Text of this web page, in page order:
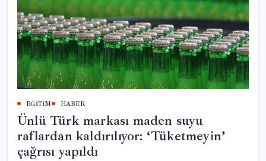
EĞITIM HABER
Ünlü Türk markası maden suyu
raflardan kaldırılıyor: ‘Tüketmeyin’
çağrısı yapıldı